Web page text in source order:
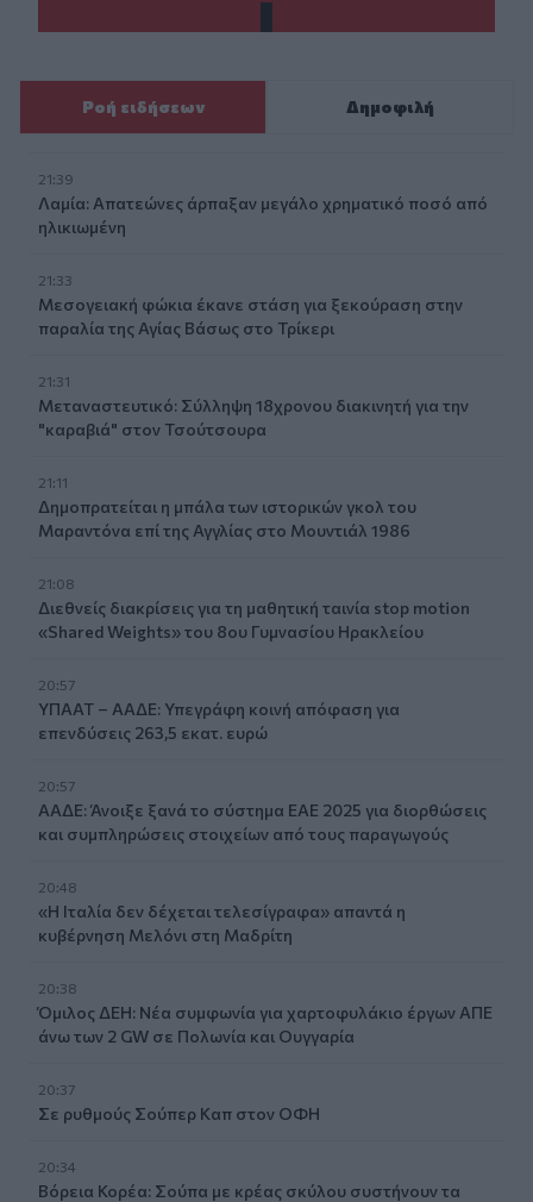
Ροή ειδήσεων Δημοφιλή
21:39
Λαμία: Απατεώνες άρπαξαν μεγάλο χρηματικό ποσό από
ηλικιωμένη
21:33
Μεσογειακή φώκια έκανε στάση για ξεκούραση στην
παραλία της Αγίας Βάσως στο Τρίκερι
21:31
Μεταναστευτικό: Σύλληψη 18χρονου διακινητή για την
"καραβιά" στον Τσούτσουρα
21:11
Δημοπρατείται η μπάλα των ιστορικών γκολ του
Μαραντόνα επί της Αγγλίας στο Μουντιάλ 1986
21:08
Διεθνείς διακρίσεις για τη μαθητική ταινία stop motion
«Shared Weights» του 8ου Γυμνασίου Ηρακλείου
20:57
ΥΠΑΑΤ – ΑΑΔΕ: Υπεγράφη κοινή απόφαση για
επενδύσεις 263,5 εκατ. ευρώ
20:57
ΑΑΔΕ: Άνοιξε ξανά το σύστημα ΕΑΕ 2025 για διορθώσεις
και συμπληρώσεις στοιχείων από τους παραγωγούς
20:48
«Η Ιταλία δεν δέχεται τελεσίγραφα» απαντά η
κυβέρνηση Μελόνι στη Μαδρίτη
20:38
Όμιλος ΔΕΗ: Νέα συμφωνία για χαρτοφυλάκιο έργων ΑΠΕ
άνω των 2 GW σε Πολωνία και Ουγγαρία
20:37
Σε ρυθμούς Σούπερ Καπ στον ΟΦΗ
20:34
Βόρεια Κορέα: Σούπα με κρέας σκύλου συστήνουν τα